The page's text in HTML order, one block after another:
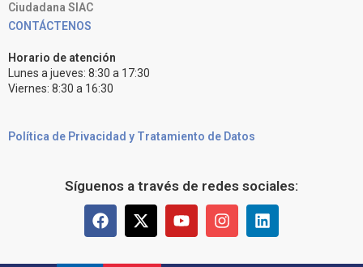
Ciudadana SIAC
CONTÁCTENOS
Horario de atención
Lunes a jueves: 8:30 a 17:30
Viernes: 8:30 a 16:30
Política de Privacidad y Tratamiento de Datos
Síguenos a través de redes sociales: